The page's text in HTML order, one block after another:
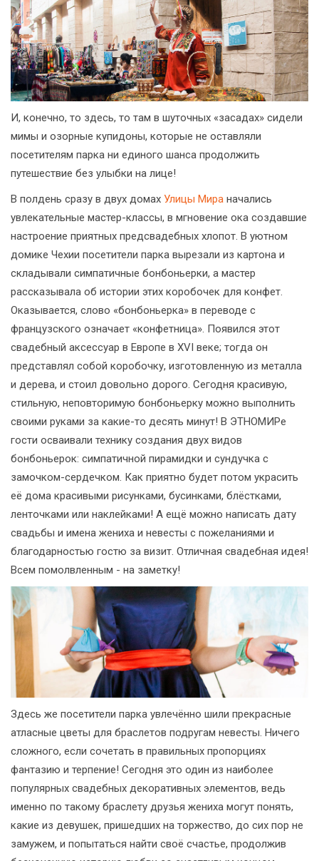
И, конечно, то здесь, то там в шуточных «засадах» сидели
мимы и озорные купидоны, которые не оставляли
посетителям парка ни единого шанса продолжить
путешествие без улыбки на лице!
В полдень сразу в двух домах Улицы Мира начались
увлекательные мастер-классы, в мгновение ока создавшие
настроение приятных предсвадебных хлопот. В уютном
домике Чехии посетители парка вырезали из картона и
складывали симпатичные бонбоньерки, а мастер
рассказывала об истории этих коробочек для конфет.
Оказывается, слово «бонбоньерка» в переводе с
французского означает «конфетница». Появился этот
свадебный аксессуар в Европе в XVI веке; тогда он
представлял собой коробочку, изготовленную из металла
и дерева, и стоил довольно дорого. Сегодня красивую,
стильную, неповторимую бонбоньерку можно выполнить
своими руками за какие-то десять минут! В ЭТНОМИРе
гости осваивали технику создания двух видов
бонбоньерок: симпатичной пирамидки и сундучка с
замочком-сердечком. Как приятно будет потом украсить
её дома красивыми рисунками, бусинками, блёстками,
ленточками или наклейками! А ещё можно написать дату
свадьбы и имена жениха и невесты с пожеланиями и
благодарностью гостю за визит. Отличная свадебная идея!
Всем помолвленным - на заметку!
Здесь же посетители парка увлечённо шили прекрасные
атласные цветы для браслетов подругам невесты. Ничего
сложного, если сочетать в правильных пропорциях
фантазию и терпение! Сегодня это один из наиболее
популярных свадебных декоративных элементов, ведь
именно по такому браслету друзья жениха могут понять,
какие из девушек, пришедших на торжество, до сих пор не
замужем, и попытаться найти своё счастье, продолжив